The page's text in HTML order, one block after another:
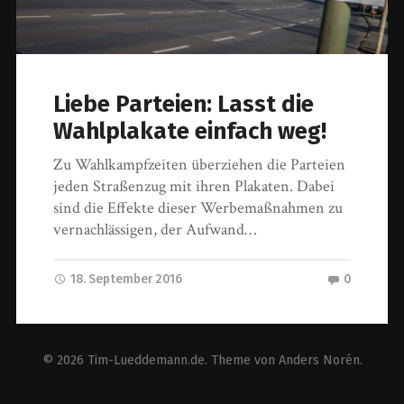
Liebe Parteien: Lasst die
Wahlplakate einfach weg!
Zu Wahlkampfzeiten überziehen die Parteien
jeden Straßenzug mit ihren Plakaten. Dabei
sind die Effekte dieser Werbemaßnahmen zu
vernachlässigen, der Aufwand…
18. September 2016 0
© 2026 Tim-Lueddemann.de. Theme von Anders Norén.